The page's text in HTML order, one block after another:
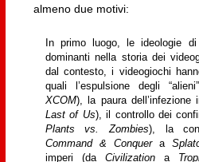
almeno due motivi:
In primo luogo, le ideologie
dominanti nella storia dei
dal contesto, i videogiochi
quali l’espulsione degli
XCOM), la paura dell’infezione
Last of Us), il controllo dei
Plants vs. Zombies), la
Command & Conquera
imperi (da Civilizationa